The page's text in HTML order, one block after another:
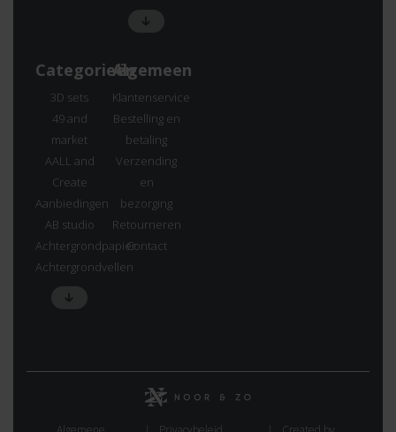
Categorieën
3D sets
49 and
market
AALL and
Create
Aanbiedingen
AB studio
Achtergrondpapier
Achtergrondvellen
Algemeen
Klantenservice
Bestelling en
betaling
Verzending
en
bezorging
Retourneren
Contact